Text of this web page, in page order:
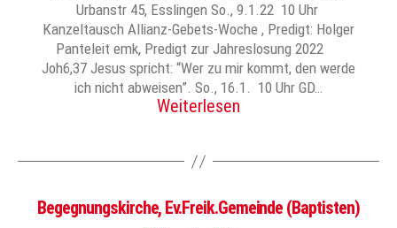
Urbanstr 45, Esslingen So., 9.1.22 10 Uhr
Kanzeltausch Allianz-Gebets-Woche , Predigt: Holger
Panteleit emk, Predigt zur Jahreslosung 2022
Joh6,37 Jesus spricht: “Wer zu mir kommt, den werde
ich nicht abweisen”. So., 16.1. 10 Uhr GD…
Weiterlesen
Begegnungskirche, Ev.Freik.Gemeinde (Baptisten)